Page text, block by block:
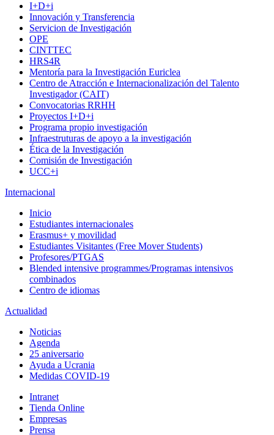
I+D+i
Innovación y Transferencia
Servicion de Investigación
OPE
CINTTEC
HRS4R
Mentoría para la Investigación Euriclea
Centro de Atracción e Internacionalización del Talento
Investigador (CAIT)
Convocatorias RRHH
Proyectos I+D+i
Programa propio investigación
Infraestruturas de apoyo a la investigación
Ética de la Investigación
Comisión de Investigación
UCC+i
Internacional
Inicio
Estudiantes internacionales
Erasmus+ y movilidad
Estudiantes Visitantes (Free Mover Students)
Profesores/PTGAS
Blended intensive programmes/Programas intensivos
combinados
Centro de idiomas
Actualidad
Noticias
Agenda
25 aniversario
Ayuda a Ucrania
Medidas COVID-19
Intranet
Tienda Online
Empresas
Prensa